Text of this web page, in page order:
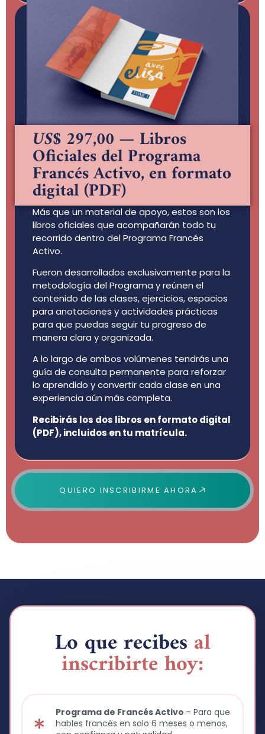
US$ 297,00— Libros
Oficiales del Programa
Francés Activo, en formato
digital (PDF)
Más que un material de apoyo, estos son los
libros oficiales que acompañarán todo tu
recorrido dentro del Programa Francés
Activo.
Fueron desarrollados exclusivamente para la
metodología del Programa y reúnen el
contenido de las clases, ejercicios, espacios
para anotaciones y actividades prácticas
para que puedas seguir tu progreso de
manera clara y organizada.
A lo largo de ambos volúmenes tendrás una
guía de consulta permanente para reforzar
lo aprendido y convertir cada clase en una
experiencia aún más completa.
Recibirás los dos libros en formato digital
(PDF), incluidos en tu matrícula.
QUIERO INSCRIBIRME AHORA
Lo que recibes al
inscribirte hoy:
Programa de Francés Activo – Para que
hables francés en solo 6 meses o menos,